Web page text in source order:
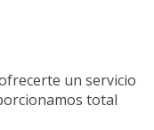
un servicio
total